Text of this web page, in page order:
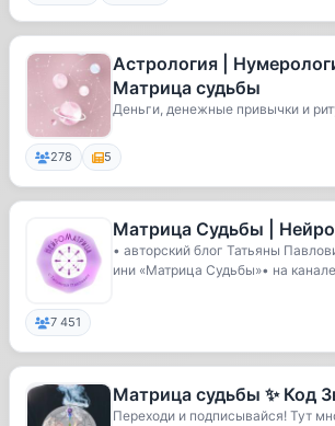
Астрология |
Матрица судьбы
Деньги, денежные привычки и
278 5
Матрица Судьбы |
• авторский блог Татьяны
ини «Матрица Судьбы»• на
7 451
Матрица судьбы ✨ Код
Переходи и подписывайся! Тут